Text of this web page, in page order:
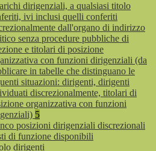
dirigenziali, a qualsiasi titolo
ivi inclusi quelli conferiti
dall'organo di indirizzo
senza procedure pubbliche di
e titolari di posizione
con funzioni dirigenziali (da
in tabelle che distinguano le
situazioni: dirigenti, dirigenti
discrezionalmente, titolari di
organizzativa con funzioni
5
posizioni dirigenziali discrezionali
di funzione disponibili
dirigenti